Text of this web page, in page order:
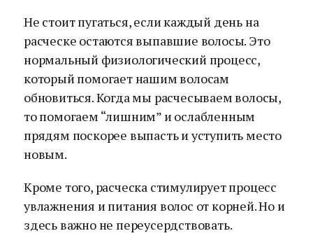
Не стоит пугаться, если каждый день на
расческе остаются выпавшие волосы. Это
нормальный физиологический процесс,
который помогает нашим волосам
обновиться. Когда мы расчесываем волосы,
то помогаем “лишним” и ослабленным
прядям поскорее выпасть и уступить место
новым.
Кроме того, расческа стимулирует процесс
увлажнения и питания волос от корней. Но и
здесь важно не переусердствовать.